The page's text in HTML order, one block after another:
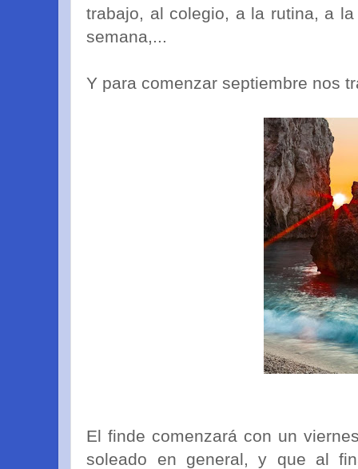
trabajo, al colegio, a la rutina, a
semana,...
Y para comenzar septiembre nos
El finde comenzará con un
soleado en general, y que al